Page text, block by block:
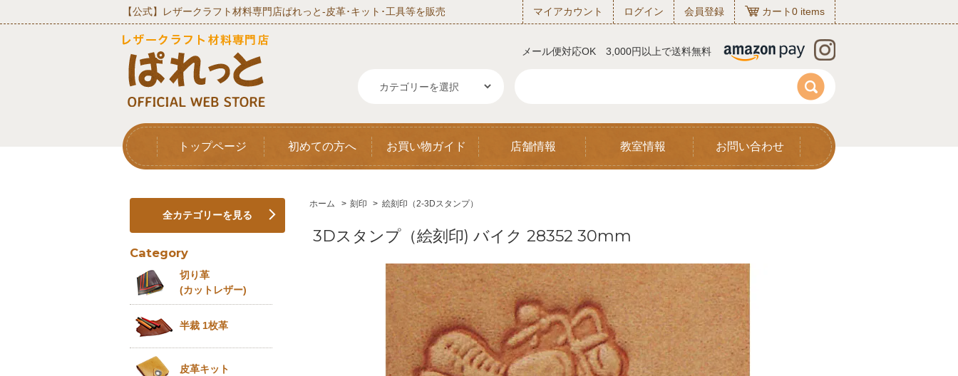
【公式】レザークラフト材料専門店ぱれっと‐皮革･キット･工具等を販売 マイアカウント ログイン 会員登録 カート0 items
メール便対応OK 3,000円以上で送料無料
トップページ 初めての方へ お買い物ガイド 店舗情報 教室情報 お問い合わせ
ホーム > 刻印 > 絵刻印（2-3Dスタンプ）
3Dスタンプ（絵刻印) バイク 28352 30mm
全カテゴリーを見る
Category
切り革
(カットレザー)
半裁 1枚革
皮革キット